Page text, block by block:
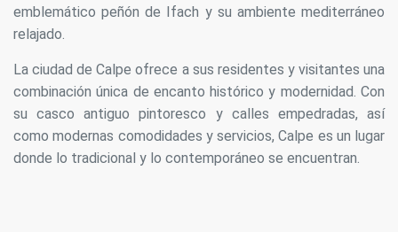
emblemático peñón de Ifach y su ambiente mediterráneo
relajado.
La ciudad de Calpe ofrece a sus residentes y visitantes una
combinación única de encanto histórico y modernidad. Con
su casco antiguo pintoresco y calles empedradas, así
como modernas comodidades y servicios, Calpe es un lugar
donde lo tradicional y lo contemporáneo se encuentran.